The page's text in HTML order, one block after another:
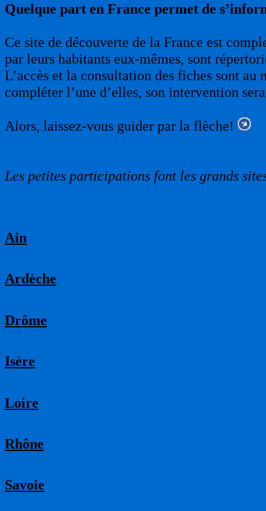
Quelque part en France permet de
Ce site de découverte de la France est
par leurs habitants eux-mêmes, sont
L’accès et la consultation des fiches sont
compléter l’une d’elles, son intervention
Alors, laissez-vous guider par la flèche!
Les petites participations font les grands
Ain
Ardèche
Drôme
Isère
Loire
Rhône
Savoie